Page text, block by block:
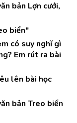
bản Lợn cưới,
biển"
có suy nghĩ gì
Em rút ra bài
lên bài học
bản Treo biển